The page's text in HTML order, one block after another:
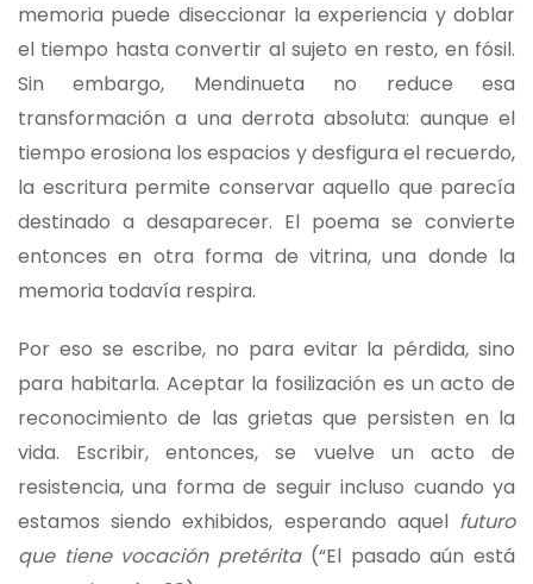
memoria puede diseccionar la experiencia y doblar
el tiempo hasta convertir al sujeto en resto, en fósil.
Sin embargo, Mendinueta no reduce esa
transformación a una derrota absoluta: aunque el
tiempo erosiona los espacios y desfigura el recuerdo,
la escritura permite conservar aquello que parecía
destinado a desaparecer. El poema se convierte
entonces en otra forma de vitrina, una donde la
memoria todavía respira.
Por eso se escribe, no para evitar la pérdida, sino
para habitarla. Aceptar la fosilización es un acto de
reconocimiento de las grietas que persisten en la
vida. Escribir, entonces, se vuelve un acto de
resistencia, una forma de seguir incluso cuando ya
estamos siendo exhibidos, esperando aquel futuro
que tiene vocación pretérita(“El pasado aún está